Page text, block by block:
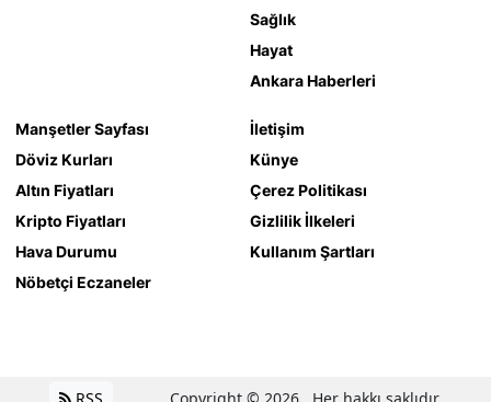
Sağlık
Hayat
Ankara Haberleri
Manşetler Sayfası
Döviz Kurları
Altın Fiyatları
Kripto Fiyatları
Hava Durumu
Nöbetçi Eczaneler
İletişim
Künye
Çerez Politikası
Gizlilik İlkeleri
Kullanım Şartları